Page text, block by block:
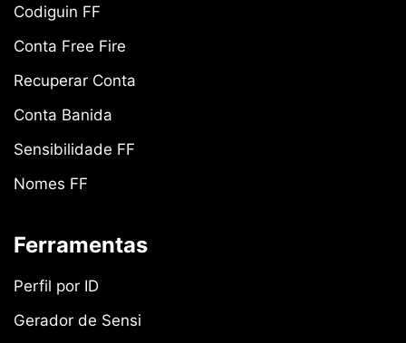
Codiguin FF
Conta Free Fire
Recuperar Conta
Conta Banida
Sensibilidade FF
Nomes FF
Ferramentas
Perfil por ID
Gerador de Sensi